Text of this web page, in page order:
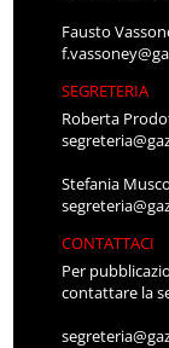
Fausto
SEGRETERIA
Roberta
Stefania
CONTATTACI
Per
contattare la